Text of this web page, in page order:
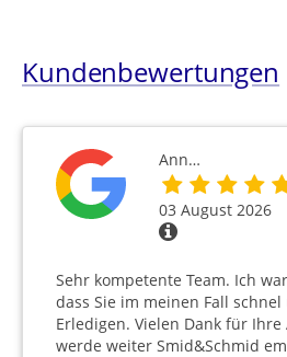
Kundenbewertungen
Ann…
03 August 2026
Sehr kompetente Team. Ich
dass Sie im meinen Fall
Erledigen. Vielen Dank für
werde weiter Smid&Schmid